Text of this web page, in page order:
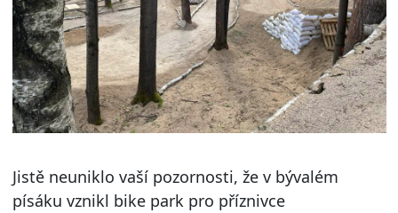
Jistě neuniklo vaší pozornosti, že v bývalém
písáku vznikl bike park pro příznivce